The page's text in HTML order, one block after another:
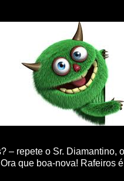
– repete o Sr. Diamantino,
que boa-nova! Rafeiros